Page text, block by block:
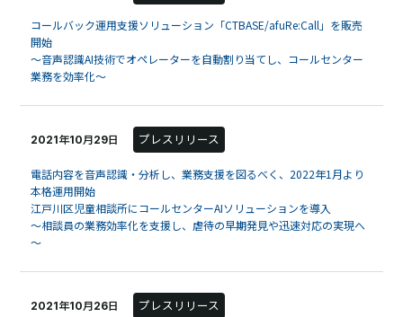
コールバック運用支援ソリューション「CTBASE/afuRe:Call」を販売
開始
～音声認識AI技術でオペレーターを自動割り当てし、コールセンター
業務を効率化～
2021年10月29日 プレスリリース
電話内容を音声認識・分析し、業務支援を図るべく、2022年1月より
本格運用開始
江戸川区児童相談所にコールセンターAIソリューションを導入
～相談員の業務効率化を支援し、虐待の早期発見や迅速対応の実現へ
～
2021年10月26日 プレスリリース